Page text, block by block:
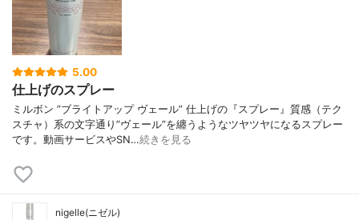
5.00
仕上げのスプレー
ミルボン ”ブライトアップ ヴェール” 仕上げの『スプレー』質感（テク
スチャ）系の文字通り”ヴェール”を纏うようなツヤツヤになるスプレー
です。動画サービスやSN…続きを見る
nigelle(ニゼル)